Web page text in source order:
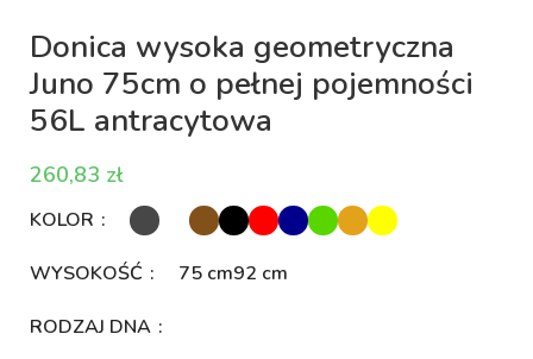
Donica wysoka geometryczna
Juno 75cm o pełnej pojemności
56L antracytowa
zł
KOLOR
WYSOKOŚĆ 75 cm92 cm
RODZAJ DNA